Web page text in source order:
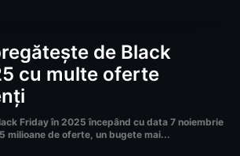
de Black
cu multe oferte
Friday în 2025 începând cu data 7 noiembrie
milioane de oferte, un bugete mai...